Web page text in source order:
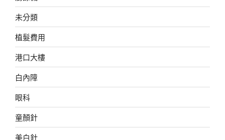
未分類
植髮費用
港口大樓
白內障
眼科
童顏針
美白針